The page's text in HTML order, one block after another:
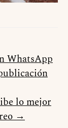
WhatsApp
lo mejor
→